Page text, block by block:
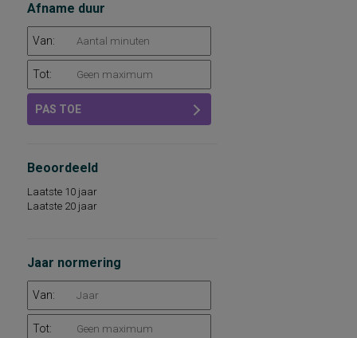
Afname duur
Van:
Tot:
PAS TOE
Beoordeeld
Laatste 10 jaar
Laatste 20 jaar
Jaar normering
Van:
Tot: